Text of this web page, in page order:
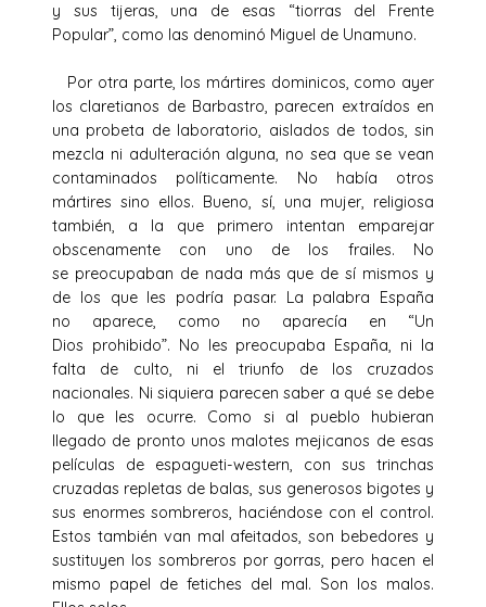
y sus tijeras, una de esas “tiorras del Frente
Popular”, como las denominó Miguel de Unamuno.
Por otra parte, los mártires dominicos, como ayer
los claretianos de Barbastro, parecen extraídos en
una probeta de laboratorio, aislados de todos, sin
mezcla ni adulteración alguna, no sea que se vean
contaminados políticamente. No había otros
mártires sino ellos. Bueno, sí, una mujer, religiosa
también, a la que primero intentan emparejar
obscenamente con uno de los frailes. No
se preocupaban de nada más que de sí mismos y
de los que les podría pasar. La palabra España
no aparece, como no aparecía en “Un
Dios prohibido”. No les preocupaba España, ni la
falta de culto, ni el triunfo de los cruzados
nacionales. Ni siquiera parecen saber a qué se debe
lo que les ocurre. Como si al pueblo hubieran
llegado de pronto unos malotes mejicanos de esas
películas de espagueti-western, con sus trinchas
cruzadas repletas de balas, sus generosos bigotes y
sus enormes sombreros, haciéndose con el control.
Estos también van mal afeitados, son bebedores y
sustituyen los sombreros por gorras, pero hacen el
mismo papel de fetiches del mal. Son los malos.